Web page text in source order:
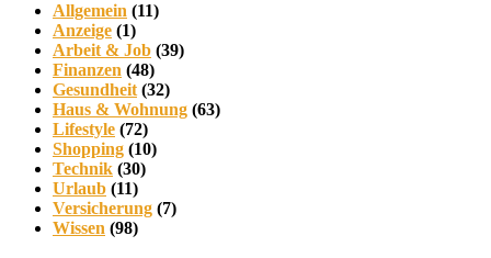
Allgemein (11)
Anzeige (1)
Arbeit & Job (39)
Finanzen (48)
Gesundheit (32)
Haus & Wohnung (63)
Lifestyle (72)
Shopping (10)
Technik (30)
Urlaub (11)
Versicherung (7)
Wissen (98)